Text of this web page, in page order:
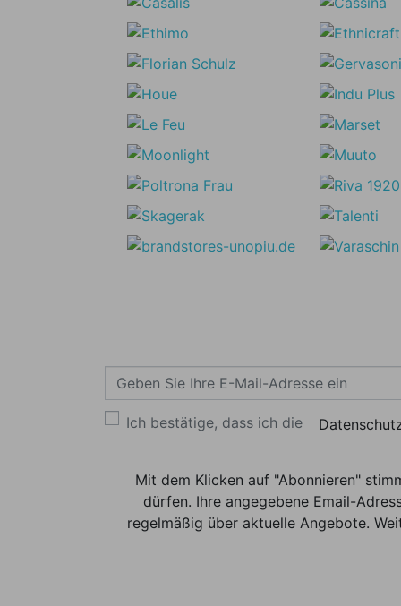
Ich bestätige, dass ich die
Mit dem Klicken auf "Abonnieren"
dürfen. Ihre angegebene Email-
regelmäßig über aktuelle Angebote.